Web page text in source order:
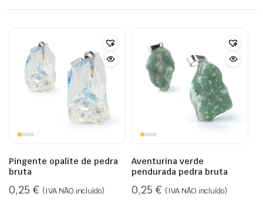
Pingente opalite de pedra
bruta
0,25 € (IVA NÃO incluído)
Aventurina verde
pendurada pedra bruta
0,25 € (IVA NÃO incluído)